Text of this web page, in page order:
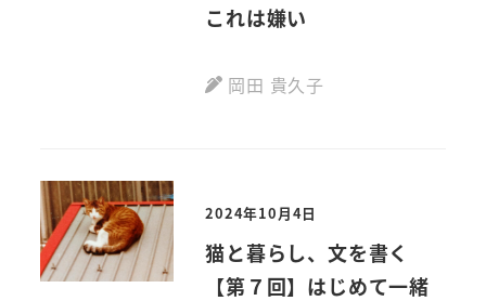
これは嫌い
岡田 貴久子
2024年10月4日
猫と暮らし、文を書く
【第７回】はじめて一緒